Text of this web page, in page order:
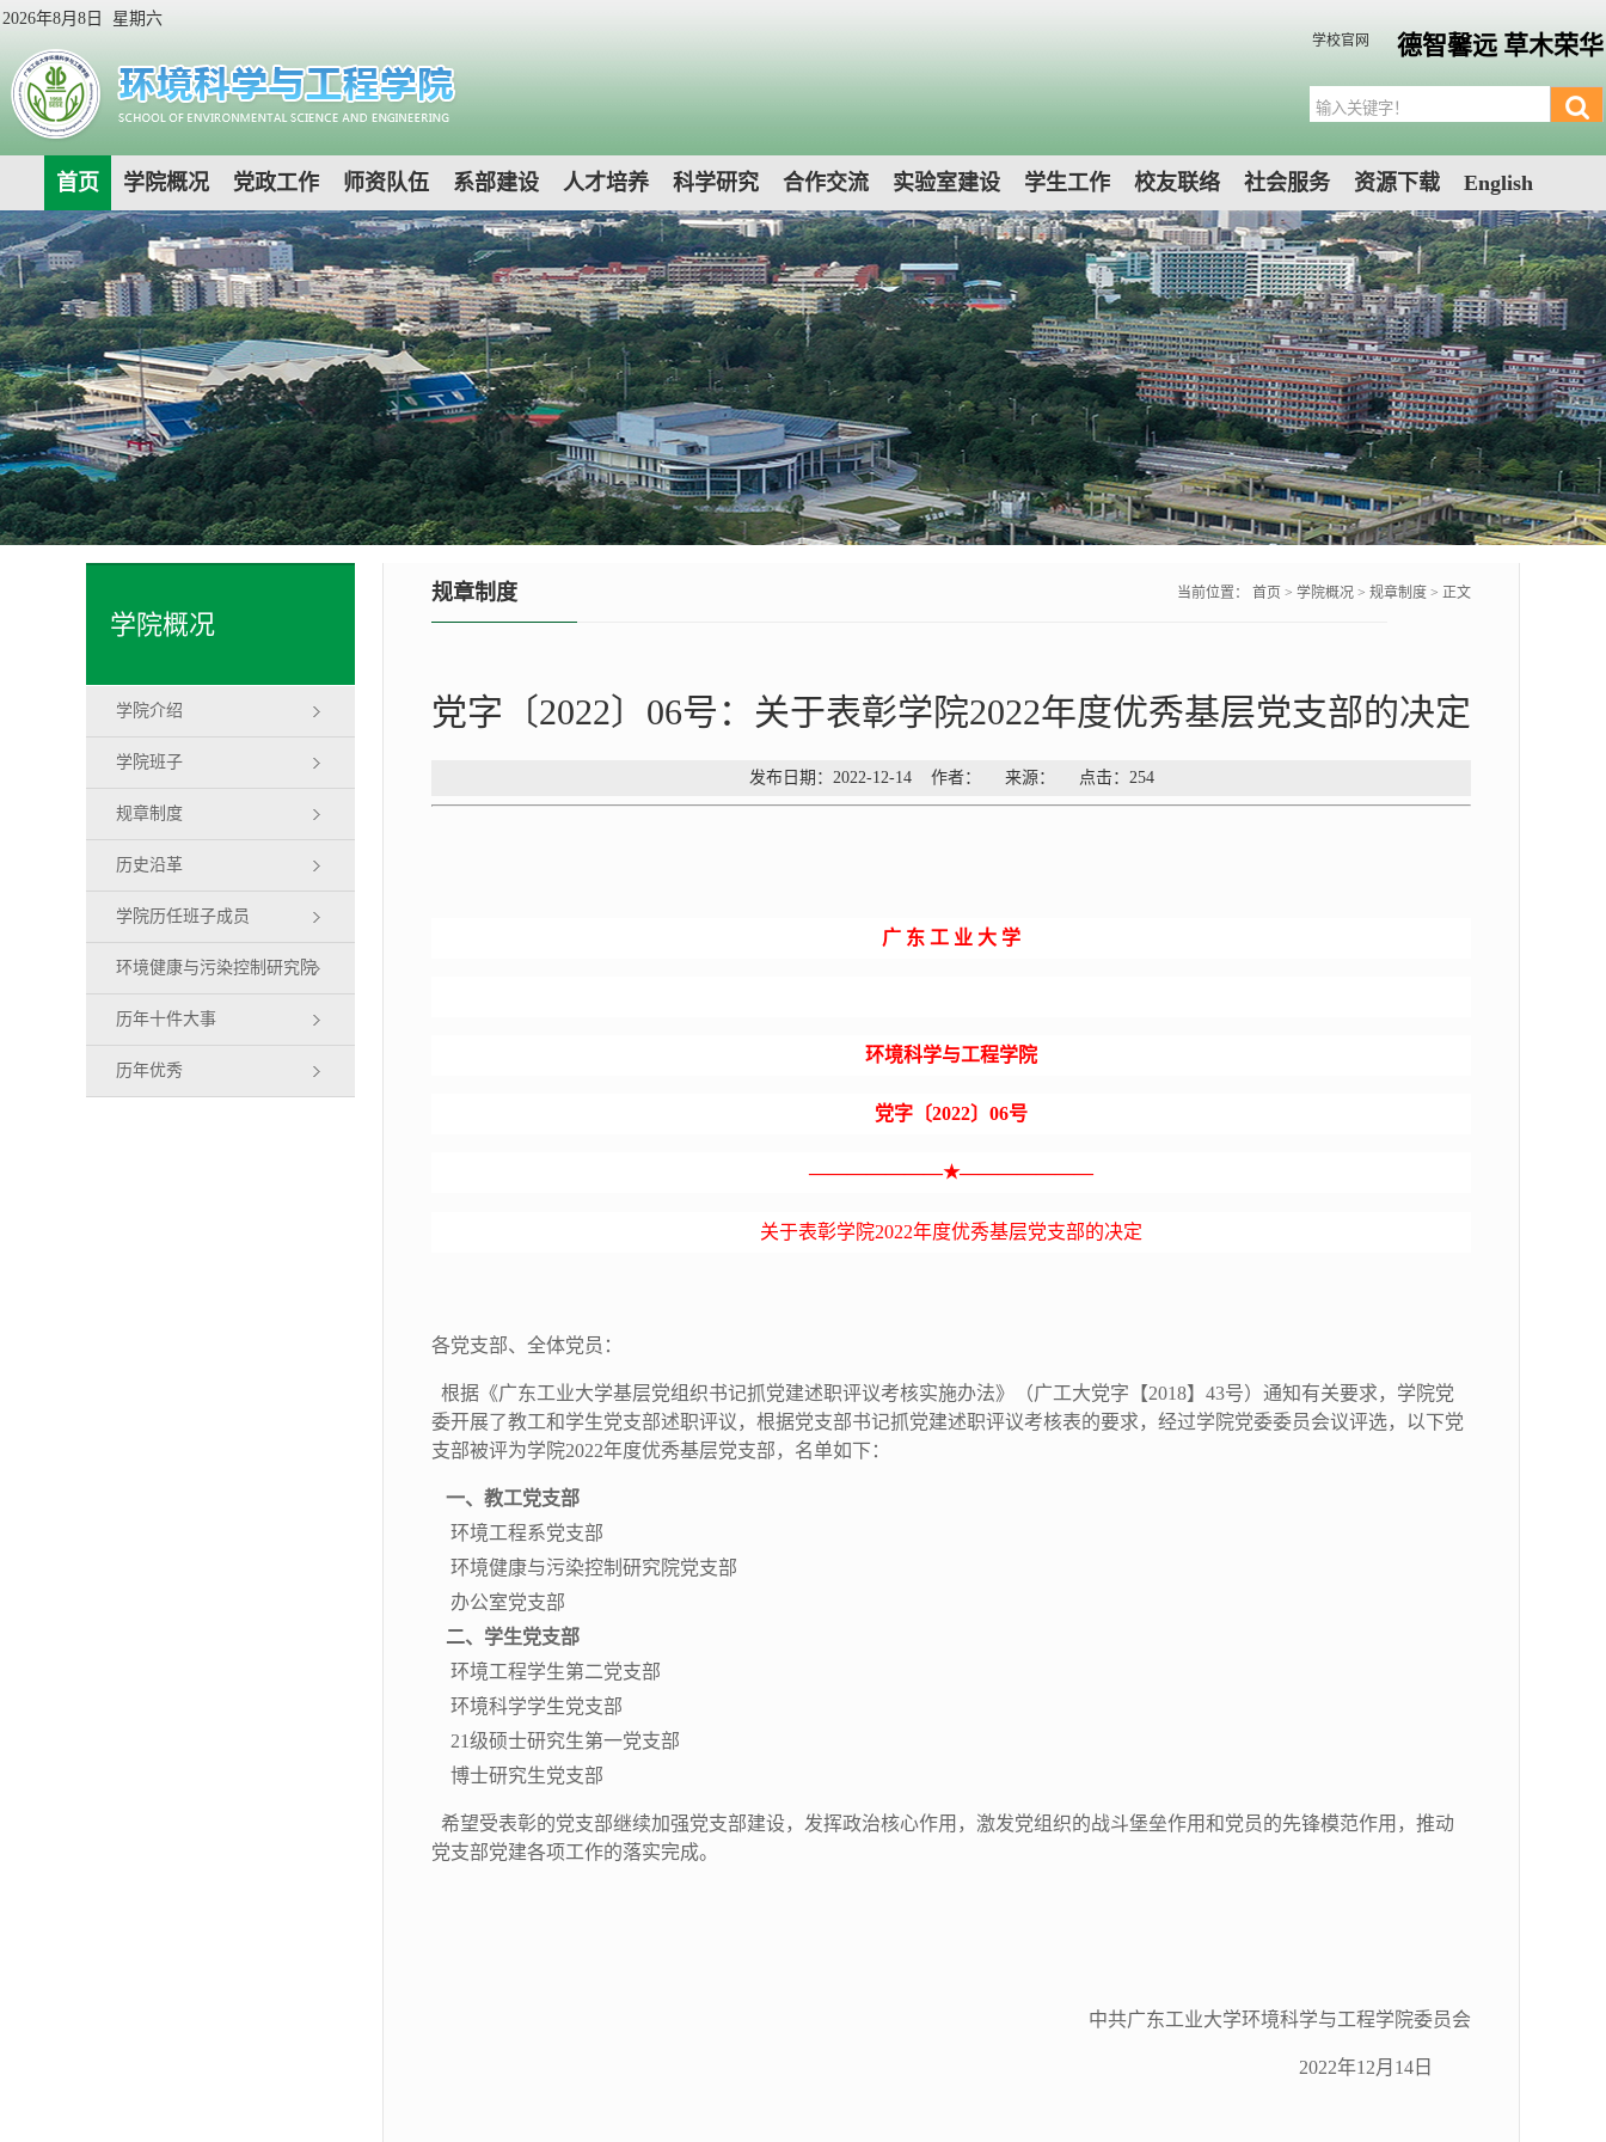
2026年8月8日 星期六
学校官网 德智馨远 草木荣华
首页 学院概况 党政工作 师资队伍 系部建设 人才培养 科学研究 合作交流 实验室建设 学生工作 校友联络 社会服务 资源下载 English
学院概况
学院介绍
学院班子
规章制度
历史沿革
学院历任班子成员
环境健康与污染控制研究院
历年十件大事
历年优秀
规章制度 当前位置： 首页 > 学院概况 > 规章制度 > 正文
党字〔2022〕06号：关于表彰学院2022年度优秀基层党支部的决定
发布日期：2022-12-14 作者： 来源： 点击： 254
广 东 工 业 大 学
环境科学与工程学院
党字〔2022〕 06号
———————★———————
关于表彰学院2022年度优秀基层党支部的决定
各党支部、全体党员：
根据《广东工业大学基层党组织书记抓党建述职评议考核实施办法》（广工大党字【2018】43号）通知有关要求，学院党
委开展了教工和学生党支部述职评议，根据党支部书记抓党建述职评议考核表的要求，经过学院党委委员会议评选，以下党
支部被评为学院2022年度优秀基层党支部，名单如下：
一、教工党支部
环境工程系党支部
环境健康与污染控制研究院党支部
办公室党支部
二、学生党支部
环境工程学生第二党支部
环境科学学生党支部
21级硕士研究生第一党支部
博士研究生党支部
希望受表彰的党支部继续加强党支部建设，发挥政治核心作用，激发党组织的战斗堡垒作用和党员的先锋模范作用，推动
党支部党建各项工作的落实完成。
中共广东工业大学环境科学与工程学院委员会
2022年12月14日